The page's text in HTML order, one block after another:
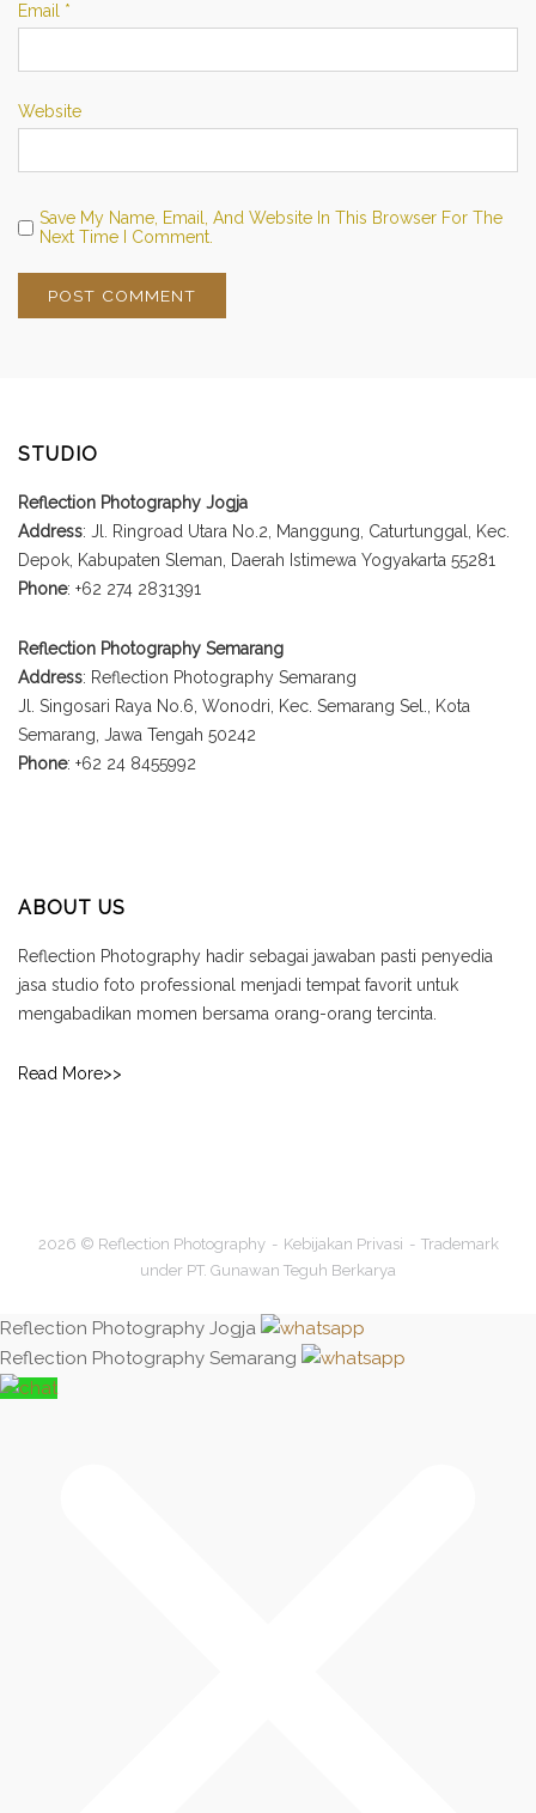
Email *
Website
Save My Name, Email, And Website In This Browser For The
Next Time I Comment.
STUDIO
Reflection Photography Jogja
Address: Jl. Ringroad Utara No.2, Manggung, Caturtunggal, Kec.
Depok, Kabupaten Sleman, Daerah Istimewa Yogyakarta 55281
Phone: +62 274 2831391
Reflection Photography Semarang
Address: Reflection Photography Semarang
Jl. Singosari Raya No.6, Wonodri, Kec. Semarang Sel., Kota
Semarang, Jawa Tengah 50242
Phone: +62 24 8455992
ABOUT US
Reflection Photography hadir sebagai jawaban pasti penyedia
jasa studio foto professional menjadi tempat favorit untuk
mengabadikan momen bersama orang-orang tercinta.
Read More>>
2026 © Reflection Photography Kebijakan Privasi
Trademark
under PT. Gunawan Teguh Berkarya
Reflection Photography Jogja
Reflection Photography Semarang